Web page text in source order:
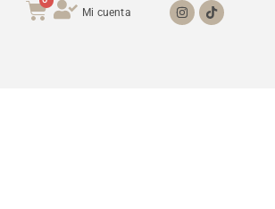
Mi cuenta